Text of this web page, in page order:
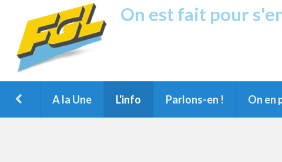
On est fait pour
A la Une L'info Parlons-en ! On en